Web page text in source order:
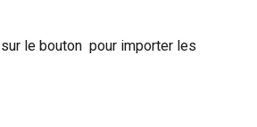
le bouton pour importer les